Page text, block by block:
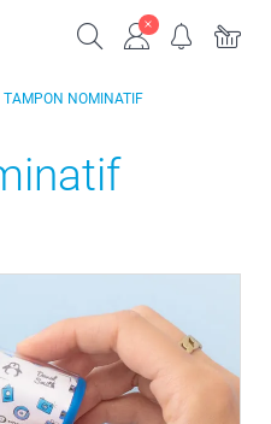
TAMPON NOMINATIF